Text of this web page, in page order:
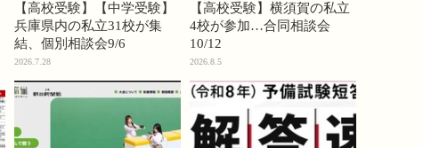
【高校受験】【中学受験】
兵庫県内の私立31校が集
結、個別相談会9/6
2026.7.28
【高校受験】横須賀の私立
4校が参加…合同相談会
10/12
2026.8.5